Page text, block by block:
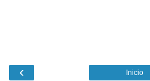
‹ Inicio